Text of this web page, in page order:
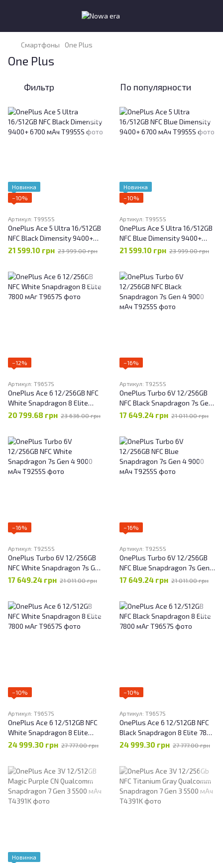
Смартфоны One Plus
One Plus
Фильтр По популярности
Новинка
−10%
Артикул: T9955S
OnePlus Ace 5 Ultra 16/512GB
NFC Black Dimensity 9400+
6700 мАч
21 599.10 грн 23 999.00 грн
Новинка
−10%
Артикул: T9955S
OnePlus Ace 5 Ultra 16/512GB
NFC Blue Dimensity 9400+
6700 мАч
21 599.10 грн 23 999.00 грн
−12%
Артикул: T9657S
OnePlus Ace 6 12/256GB NFC
White Snapdragon 8 Elite
7800 мАг
20 799.68 грн 23 636.00 грн
−16%
Артикул: T9255S
OnePlus Turbo 6V 12/256GB
NFC Black Snapdragon 7s Gen
4 9000 мАч
17 649.24 грн 21 011.00 грн
−16%
Артикул: T9255S
OnePlus Turbo 6V 12/256GB
NFC White Snapdragon 7s Gen
4 9000 мАч
17 649.24 грн 21 011.00 грн
−16%
Артикул: T9255S
OnePlus Turbo 6V 12/256GB
NFC Blue Snapdragon 7s Gen
4 9000 мАч
17 649.24 грн 21 011.00 грн
−10%
Артикул: T9657S
OnePlus Ace 6 12/512GB NFC
White Snapdragon 8 Elite
7800 мАг
24 999.30 грн 27 777.00 грн
−10%
Артикул: T9657S
OnePlus Ace 6 12/512GB NFC
Black Snapdragon 8 Elite 7800
мАг
24 999.30 грн 27 777.00 грн
Новинка